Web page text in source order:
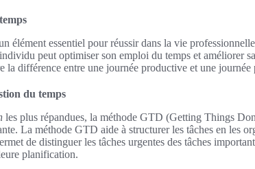
élément essentiel pour réussir dans la vie
peut optimiser son emploi du temps et améliorer
la différence entre une journée productive et une journée
du temps
les plus répandues, la méthode GTD (Getting Things
La méthode GTD aide à structurer les tâches en les
de distinguer les tâches urgentes des tâches
planification.